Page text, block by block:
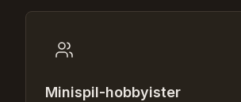
Minispil-hobbyister